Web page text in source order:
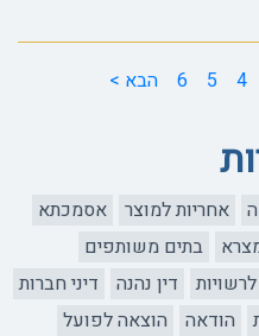
4
5
6 הבא >
אחריות למוצר
אסמכתא
בתים משותפים
דין נהנה
דיני חברות
הודאה
הוצאה לפועל